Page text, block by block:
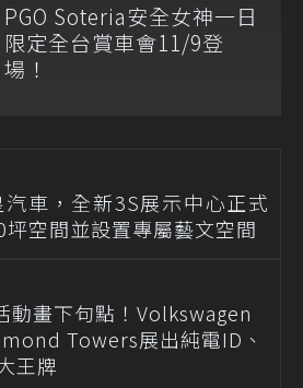
PGO Soteria安全女神一日
限定全台賞車會11/9登
場！
車，全新3S展示中心正式
空間並設置專屬藝文空間
動畫下句點！Volkswagen
Towers展出純電ID、
王牌